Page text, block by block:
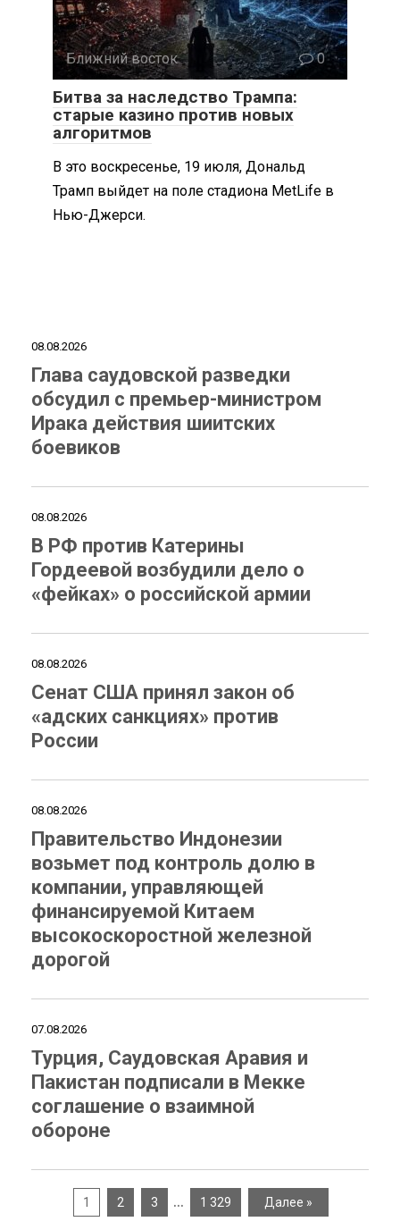
Ближний восток 0
Битва за наследство Трампа:
старые казино против новых
алгоритмов
В это воскресенье, 19 июля, Дональд
Трамп выйдет на поле стадиона MetLife в
Нью-Джерси.
08.08.2026
Глава саудовской разведки
обсудил с премьер-министром
Ирака действия шиитских
боевиков
08.08.2026
В РФ против Катерины
Гордеевой возбудили дело о
«фейках» о российской армии
08.08.2026
Сенат США принял закон об
«адских санкциях» против
России
08.08.2026
Правительство Индонезии
возьмет под контроль долю в
компании, управляющей
финансируемой Китаем
высокоскоростной железной
дорогой
07.08.2026
Турция, Саудовская Аравия и
Пакистан подписали в Мекке
соглашение о взаимной
обороне
1 2 3 … 1 329 Далее »